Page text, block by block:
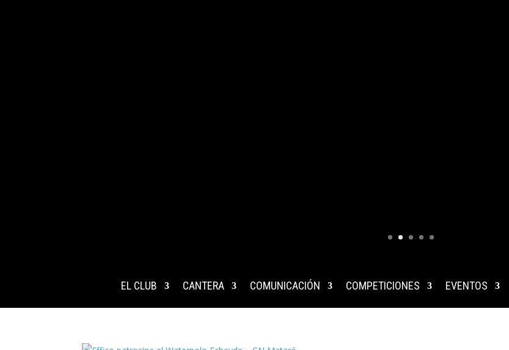
EL CLUB CANTERA COMUNICACIÓN COMPETICIONES EVENTOS